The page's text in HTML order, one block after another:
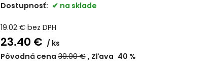
Dostupnosť:
na sklade
19.02€ bez DPH
23.40 €
ks
Pôvodná cena 39.00€ Zľava 40 %